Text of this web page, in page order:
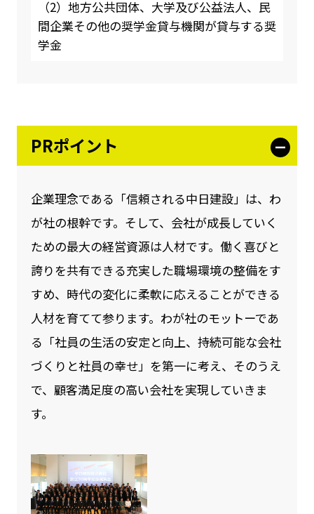
（2）地方公共団体、大学及び公益法人、民
間企業その他の奨学金貸与機関が貸与する奨
学金
PRポイント
企業理念である「信頼される中日建設」は、わ
が社の根幹です。そして、会社が成長していく
ための最大の経営資源は人材です。働く喜びと
誇りを共有できる充実した職場環境の整備をす
すめ、時代の変化に柔軟に応えることができる
人材を育てて参ります。わが社のモットーであ
る「社員の生活の安定と向上、持続可能な会社
づくりと社員の幸せ」を第一に考え、そのうえ
で、顧客満足度の高い会社を実現していきま
す。